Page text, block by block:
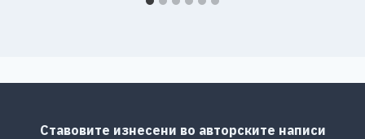
Ставовите изнесени во авторските написи